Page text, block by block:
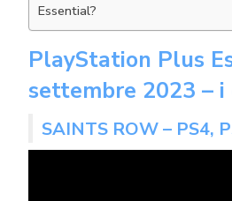
Essential?
PlayStation Plus
settembre 2023 – i
SAINTS ROW – PS4,